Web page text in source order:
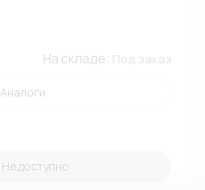
На складе:
Аналоги
Недоступно